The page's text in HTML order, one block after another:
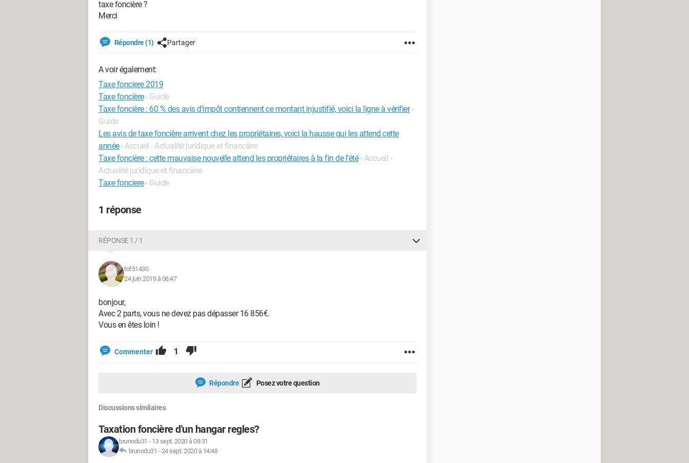
taxe foncière ?
Merci
Répondre (1) Partager
A voir également:
Taxe fonciere 2019
Taxe foncière- Guide
Taxe foncière : 60 % des avis d'impôt contiennent ce montant injustifié, voici la ligne à vérifier -
Guide
Les avis de taxe foncière arrivent chez les propriétaires, voici la hausse qui les attend cette
année- Accueil - Actualité juridique et financière
Taxe foncière : cette mauvaise nouvelle attend les propriétaires à la fin de l'été - Accueil -
Actualité juridique et financière
Taxe fonciere- Guide
1 réponse
RÉPONSE 1 / 1
tof51430
24 juin 2019 à 06:47
bonjour,
Avec 2 parts, vous ne devez pas dépasser 16 856€.
Vous en êtes loin !
Commenter 1
Répondre Posez votre question
Discussions similaires
Taxation foncière d'un hangar regles?
brunodu31 - 13 sept. 2020 à 08:31
brunodu31 -24 sept. 2020 à 14:48